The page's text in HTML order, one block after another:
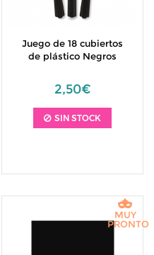
Juego de 18 cubiertos
de plástico Negros
2,50€
SIN STOCK
MUY
PRONTO